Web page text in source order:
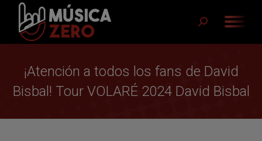
Buscar:
¡Atención a todos los fans de David
Bisbal! Tour VOLARÉ 2024 David Bisbal